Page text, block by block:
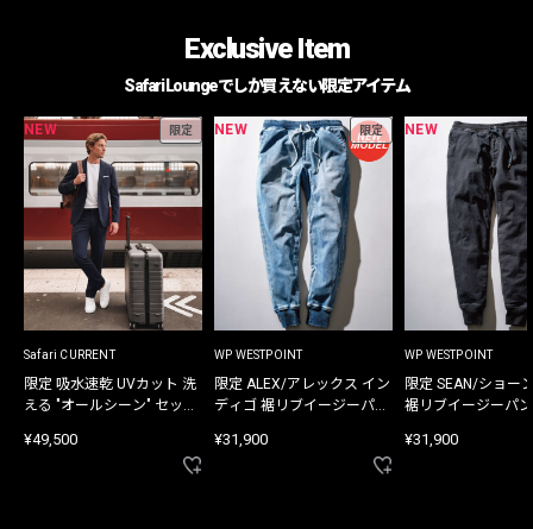
Exclusive Item
Safari Loungeでしか買えない限定アイテム
NEW 限定
Safari CURRENT
限定 吸水速乾 UVカット 洗
える "オールシーン" セット
¥49,500
NEW 限定
WP WESTPOINT
限定 ALEX/アレックス イン
ディゴ 裾リブイージーパン
¥31,900
NEW
WP WESTPOINT
限定 SEAN/ショー
裾リブイージーパ
¥31,900